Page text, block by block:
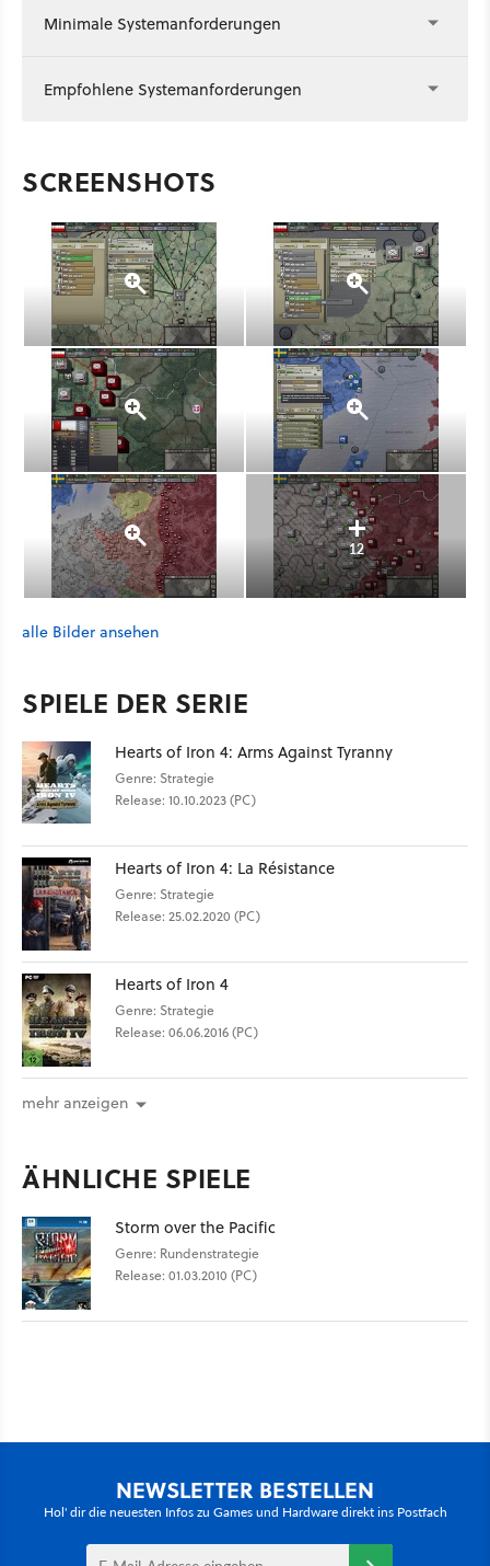
Minimale Systemanforderungen
Empfohlene Systemanforderungen
SCREENSHOTS
12
alle Bilder ansehen
SPIELE DER SERIE
Hearts of Iron 4: Arms Against Tyranny
Genre: Strategie
Release: 10.10.2023 (PC)
Hearts of Iron 4: La Résistance
Genre: Strategie
Release: 25.02.2020 (PC)
Hearts of Iron 4
Genre: Strategie
Release: 06.06.2016 (PC)
mehr anzeigen
ÄHNLICHE SPIELE
Storm over the Pacific
Genre: Rundenstrategie
Release: 01.03.2010 (PC)
NEWSLETTER BESTELLEN
Hol' dir die neuesten Infos zu Games und Hardware direkt ins Postfach